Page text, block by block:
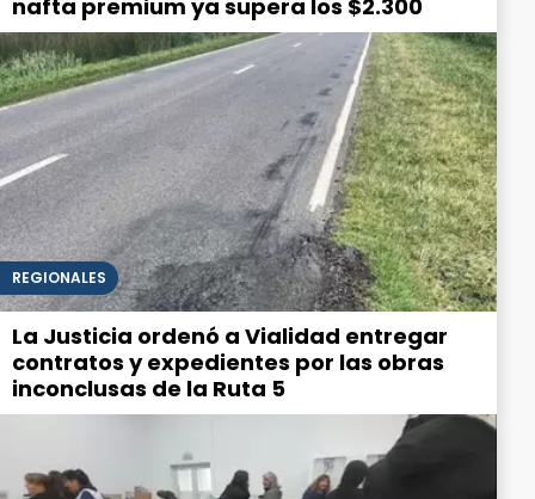
nafta premium ya supera los $2.300
REGIONALES
La Justicia ordenó a Vialidad entregar
contratos y expedientes por las obras
inconclusas de la Ruta 5